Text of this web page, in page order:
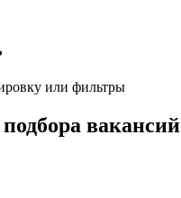
или фильтры
вакансий